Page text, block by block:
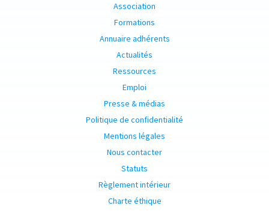
Association
Formations
Annuaire adhérents
Actualités
Ressources
Emploi
Presse & médias
Politique de confidentialité
Mentions légales
Nous contacter
Statuts
Règlement intérieur
Charte éthique